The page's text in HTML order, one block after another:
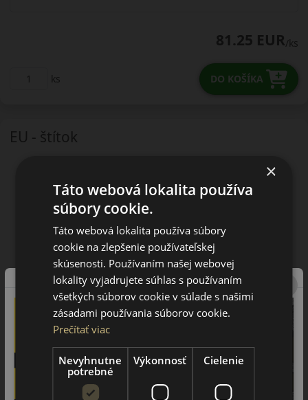
81.25 EUR/ks
ks DO KOŠÍKA
EU - štítok
×
Táto webová lokalita používa
súbory cookie.
Táto webová lokalita používa súbory
cookie na zlepšenie používateľskej
skúsenosti. Používaním našej webovej
lokality vyjadrujete súhlas s používaním
všetkých súborov cookie v súlade s našimi
zásadami používania súborov cookie.
Prečítať viac
Nevyhnutne
potrebné
Výkonnosť Cielenie